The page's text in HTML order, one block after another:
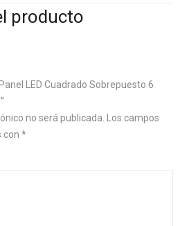
producto
LED Cuadrado Sobrepuesto 6
no será publicada.
Los campos
con *